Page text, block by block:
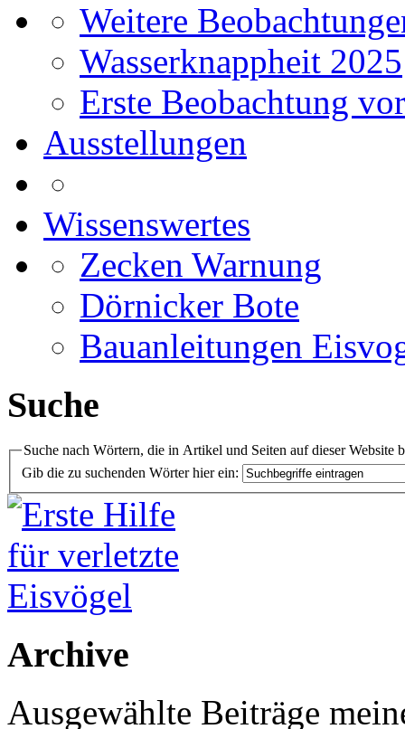
Weitere
Wasserknappheit 2025
Erste Beobachtung
Ausstellungen
Wissenswertes
Zecken Warnung
Dörnicker Bote
Bauanleitungen
Suche
Suche nach Wörtern, die in Artikel und Seiten auf dieser Website
Gib die zu suchenden Wörter hier ein:
Archive
Ausgewählte Beiträge